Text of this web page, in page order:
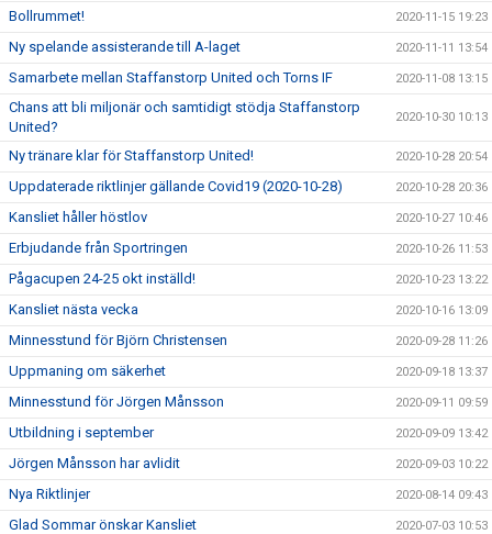
Bollrummet! 2020-11-15 19:23
Ny spelande assisterande till A-laget 2020-11-11 13:54
Samarbete mellan Staffanstorp United och Torns IF 2020-11-08 13:15
Chans att bli miljonär och samtidigt stödja Staffanstorp
United?
2020-10-30 10:13
Ny tränare klar för Staffanstorp United! 2020-10-28 20:54
Uppdaterade riktlinjer gällande Covid19 (2020-10-28) 2020-10-28 20:36
Kansliet håller höstlov 2020-10-27 10:46
Erbjudande från Sportringen 2020-10-26 11:53
Pågacupen 24-25 okt inställd! 2020-10-23 13:22
Kansliet nästa vecka 2020-10-16 13:09
Minnesstund för Björn Christensen 2020-09-28 11:26
Uppmaning om säkerhet 2020-09-18 13:37
Minnesstund för Jörgen Månsson 2020-09-11 09:59
Utbildning i september 2020-09-09 13:42
Jörgen Månsson har avlidit 2020-09-03 10:22
Nya Riktlinjer 2020-08-14 09:43
Glad Sommar önskar Kansliet 2020-07-03 10:53